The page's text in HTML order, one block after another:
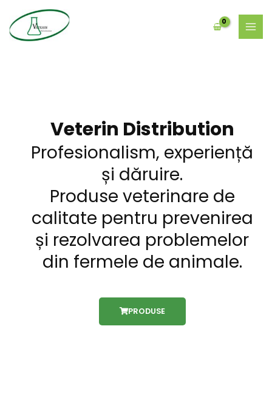
content
Veterin Distribution
Profesionalism, experiență
și dăruire.
Produse veterinare de
calitate pentru prevenirea
și rezolvarea problemelor
din fermele de animale.
PRODUSE